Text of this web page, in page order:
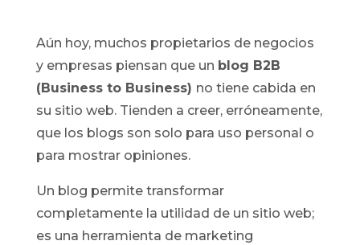
Aún hoy, muchos propietarios de negocios
y empresas piensan que un blog B2B
(Business to Business) no tiene cabida en
su sitio web. Tienden a creer, erróneamente,
que los blogs son solo para uso personal o
para mostrar opiniones.
Un blog permite transformar
completamente la utilidad de un sitio web;
es una herramienta de marketing